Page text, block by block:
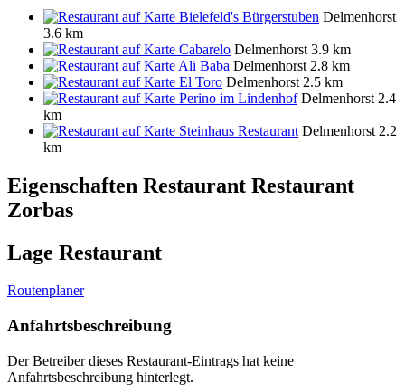
Bielefeld's Bürgerstuben Delmenhorst
3.6 km
Cabarelo Delmenhorst 3.9 km
Ali Baba Delmenhorst 2.8 km
El Toro Delmenhorst 2.5 km
Perino im Lindenhof Delmenhorst 2.4
km
Steinhaus Restaurant Delmenhorst 2.2
km
Eigenschaften Restaurant Restaurant
Zorbas
Lage Restaurant
Routenplaner
Anfahrtsbeschreibung
Der Betreiber dieses Restaurant-Eintrags hat keine
Anfahrtsbeschreibung hinterlegt.